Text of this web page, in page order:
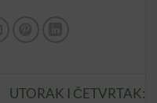
UTORAK I ČETVRTAK: